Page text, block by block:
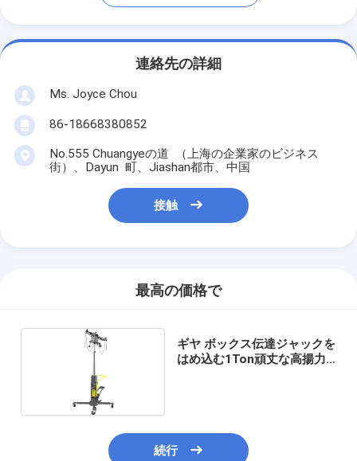
連絡先の詳細
Ms. Joyce Chou
86-18668380852
No.555 Chuangyeの道 （上海の企業家のビジネス
街）、Dayun 町、Jiashan都市、中国
接触
最高の価格で
ギヤ ボックス伝達ジャックを
はめ込む1Ton頑丈な高揚力
続行